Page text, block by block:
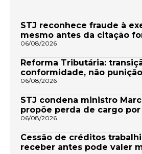
STJ reconhece fraude à
mesmo antes da citação
06/08/2026
Reforma Tributária:
conformidade, não punição
06/08/2026
STJ condena ministro
propõe perda de cargo
06/08/2026
Cessão de créditos
receber antes pode valer